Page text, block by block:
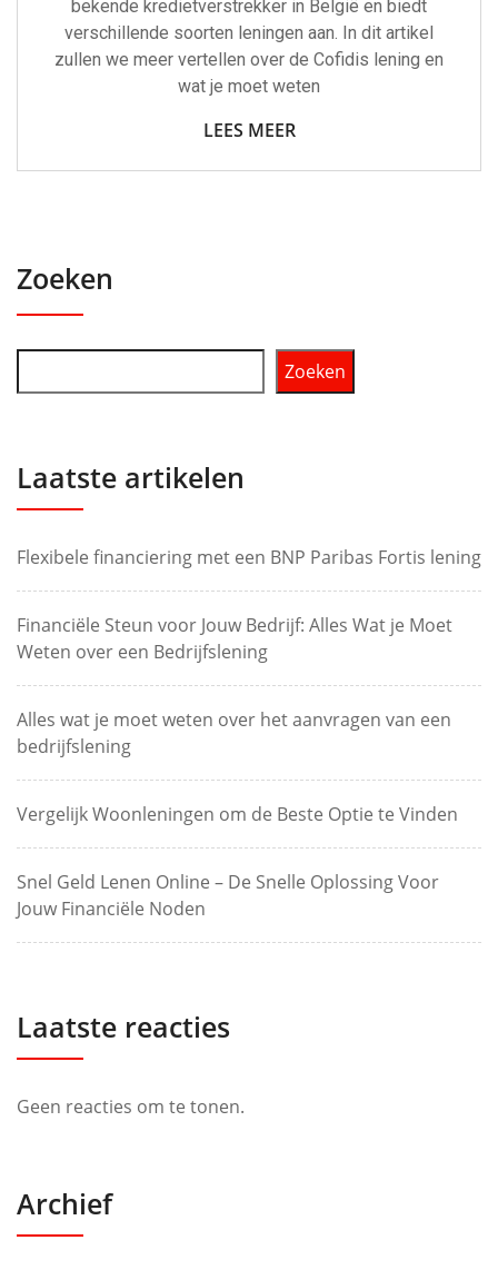
bekende kredietverstrekker in België en biedt
verschillende soorten leningen aan. In dit artikel
zullen we meer vertellen over de Cofidis lening en
wat je moet weten
LEES MEER
Zoeken
Zoeken
Laatste artikelen
Flexibele financiering met een BNP Paribas Fortis lening
Financiële Steun voor Jouw Bedrijf: Alles Wat je Moet
Weten over een Bedrijfslening
Alles wat je moet weten over het aanvragen van een
bedrijfslening
Vergelijk Woonleningen om de Beste Optie te Vinden
Snel Geld Lenen Online – De Snelle Oplossing Voor
Jouw Financiële Noden
Laatste reacties
Geen reacties om te tonen.
Archief